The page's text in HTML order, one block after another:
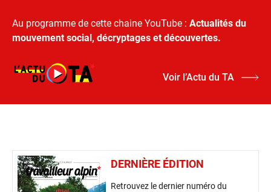
Au programme de cette chaine YouTube : Actualités du
mouvement social, décryptages et découvertes.
Voir l’Actu du TA
DERNIÈRE ÉDITION
Retrouvez le dernier numéro du